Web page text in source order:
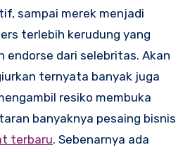
sampai merek menjadi
terlebih kerudung yang
endorse dari selebritas. Akan
ternyata banyak juga
resiko membuka
banyaknya pesaing bisnis
terbaru. Sebenarnya ada